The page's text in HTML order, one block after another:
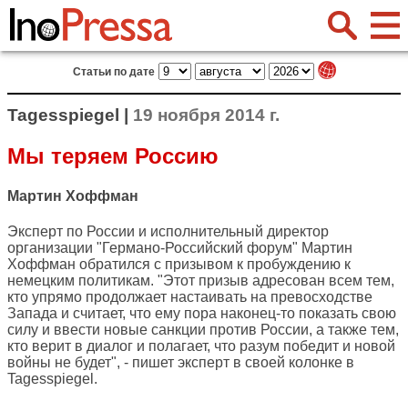
Статьи по дате
Tagesspiegel | 19 ноября 2014 г.
Мы теряем Россию
Мартин Хоффман
Эксперт по России и исполнительный директор
организации "Германо-Российский форум" Мартин
Хоффман обратился с призывом к пробуждению к
немецким политикам. "Этот призыв адресован всем тем,
кто упрямо продолжает настаивать на превосходстве
Запада и считает, что ему пора наконец-то показать свою
силу и ввести новые санкции против России, а также тем,
кто верит в диалог и полагает, что разум победит и новой
войны не будет", - пишет эксперт в своей колонке в
Tagesspiegel .